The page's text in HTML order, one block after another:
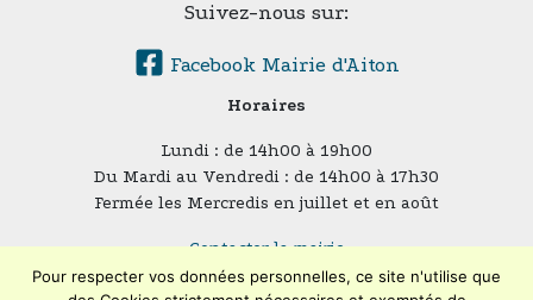
Suivez-nous sur:
Facebook Mairie d'Aiton
Horaires
Lundi : de 14h00 à 19h00
Du Mardi au Vendredi : de 14h00 à 17h30
Fermée les Mercredis en juillet et en août
Contacter la mairie
Plan du site
Pour respecter vos données personnelles, ce site n'utilise que